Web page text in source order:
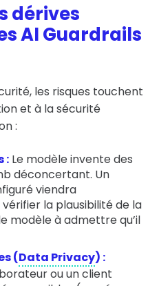
dérives
AI Guardrails
les risques touchent
et à la sécurité
:
: Le modèle invente des
déconcertant. Un
viendra
la plausibilité de la
modèle à admettre qu’il
(Data Privacy) :
ou un client